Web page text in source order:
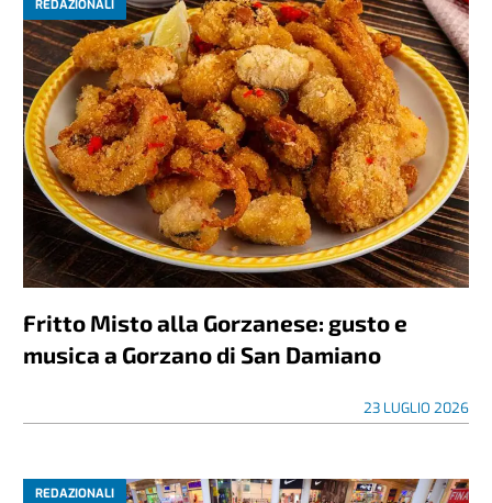
REDAZIONALI
Fritto Misto alla Gorzanese: gusto e
musica a Gorzano di San Damiano
23 LUGLIO 2026
REDAZIONALI